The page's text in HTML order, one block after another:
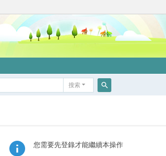
搜索
您需要先登錄才能繼續本操作